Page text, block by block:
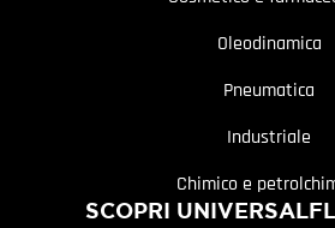
Oleodinamica
Pneumatica
Industriale
Chimico e
SCOPRI